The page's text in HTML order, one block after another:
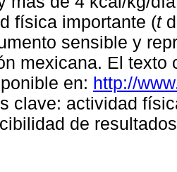
física importante (t
sensible y
mexicana. El texto
en: http://
clave: actividad
de